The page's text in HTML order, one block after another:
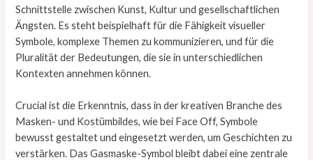
Schnittstelle zwischen Kunst, Kultur und gesellschaftlichen
Ängsten. Es steht beispielhaft für die Fähigkeit visueller
Symbole, komplexe Themen zu kommunizieren, und für die
Pluralität der Bedeutungen, die sie in unterschiedlichen
Kontexten annehmen können.
Crucial ist die Erkenntnis, dass in der kreativen Branche des
Masken- und Kostümbildes, wie bei Face Off, Symbole
bewusst gestaltet und eingesetzt werden, um Geschichten zu
verstärken. Das Gasmaske-Symbol bleibt dabei eine zentrale